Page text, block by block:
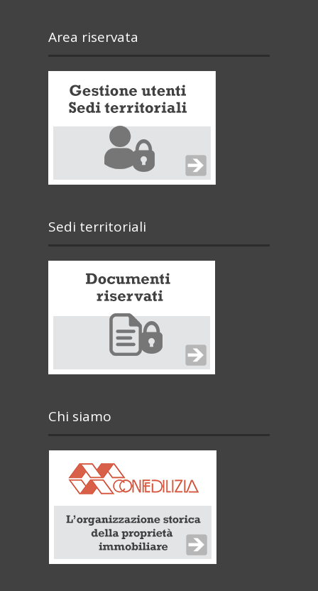
Area riservata
Sedi territoriali
Chi siamo